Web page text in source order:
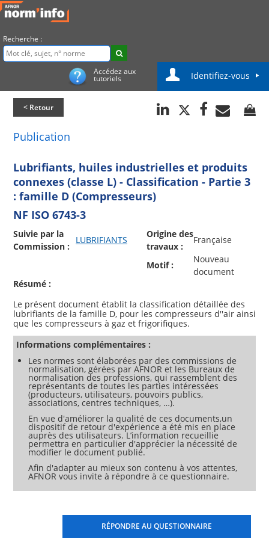
Recherche :
Accédez aux
tutoriels Identifiez-vous
< Retour
Publication
Lubrifiants, huiles industrielles et produits
connexes (classe L) - Classification - Partie 3
: famille D (Compresseurs)
NF ISO 6743-3
Suivie par la
Commission :
LUBRIFIANTS
Origine des
travaux :
Française
Motif :
Nouveau
document
Résumé :
Le présent document établit la classification détaillée des
lubrifiants de la famille D, pour les compresseurs d''air ainsi
Informations complémentaires :
Les normes sont élaborées par des commissions de
normalisation, gérées par AFNOR et les Bureaux de
normalisation des professions, qui rassemblent des
représentants de toutes les parties intéressées
(producteurs, utilisateurs, pouvoirs publics,
associations, centres techniques, …).
En vue d'améliorer la qualité de ces documents,un
dispositif de retour d'expérience a été mis en place
auprès des utilisateurs. L’information recueillie
permettra en particulier d'apprécier la nécessité de
modifier le document publié.
Afin d'adapter au mieux son contenu à vos attentes,
AFNOR vous invite à répondre à ce questionnaire.
RÉPONDRE AU QUESTIONNAIRE